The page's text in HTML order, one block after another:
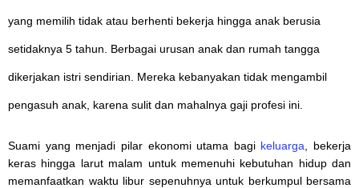
yang memilih tidak atau berhenti bekerja hingga anak berusia
setidaknya 5 tahun. Berbagai urusan anak dan rumah tangga
dikerjakan istri sendirian. Mereka kebanyakan tidak mengambil
pengasuh anak, karena sulit dan mahalnya gaji profesi ini.
Suami yang menjadi pilar ekonomi utama bagi keluarga , bekerja
keras hingga larut malam untuk memenuhi kebutuhan hidup dan
memanfaatkan waktu libur sepenuhnya untuk berkumpul bersama